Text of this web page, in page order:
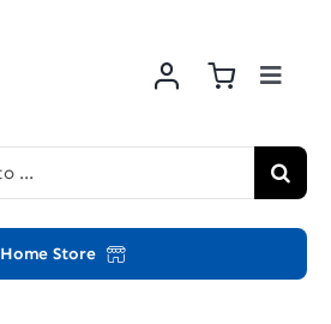
Home Store
Home